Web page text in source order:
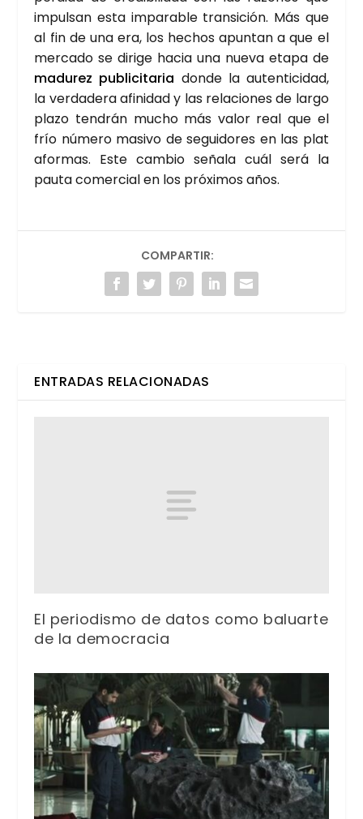
impul­san esta impa­ra­ble tran­si­ción. Más que
al fin de una era, los hechos apun­tan a que el
mer­ca­do se diri­ge hacia una nue­va eta­pa de
madu­rez publi­ci­ta­ria don­de la auten­ti­ci­dad,
la ver­da­de­ra afi­ni­dad y las rela­cio­nes de lar­go
pla­zo ten­drán mucho más valor real que el
frío núme­ro masi­vo de segui­do­res en las pla­t
a­for­mas. Este cam­bio seña­la cuál será la
pau­ta comer­cial en los pró­xi­mos años.
COMPARTIR:
ENTRADAS RELACIONADAS
El periodismo de datos como baluarte
de la democracia